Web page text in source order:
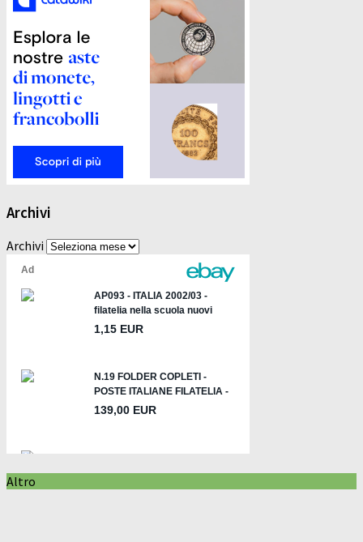
Archivi
Archivi
Altro